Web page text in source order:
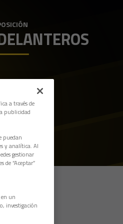
a través de
publicidad
puedan
y analítica. Al
gestionar
de “Aceptar”
un
investigación